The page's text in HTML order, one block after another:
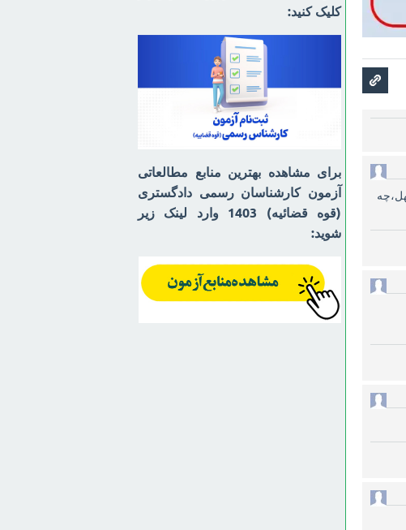
کلیک کنید:
برای مشاهده بهترین منابع مطالعاتی
آزمون کارشناسان رسمی دادگستری
(قوه قضائیه) 1403 وارد لینک زیر
شوید: